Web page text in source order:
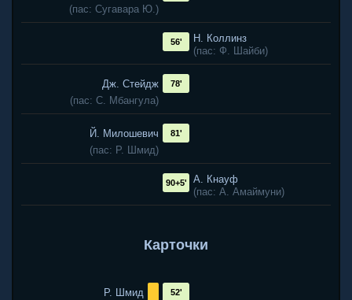
(пас: Сугавара Ю.)
Н. Коллинз
(пас: Ф. Шайби)
56'
Дж. Стейдж
(пас: С. Мбангула)
78'
Й. Милошевич
(пас: Р. Шмид)
81'
А. Кнауф
(пас: А. Амаймуни)
90+5'
Карточки
Р. Шмид 52'